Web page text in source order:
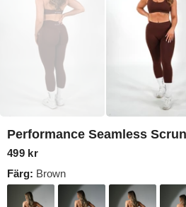
Performance Seamless
499 kr
Färg: Brown